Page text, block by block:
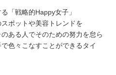
「戦略的Happy女子」
ポットや美容トレンドを
ある人でそのための努力を怠ら
色々こなすことができるタイ